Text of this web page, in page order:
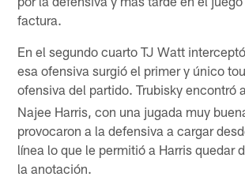
factura.
En el segundo cuarto TJ Watt
esa ofensiva surgió el primer y único
ofensiva del partido. Trubisky encontró
Najee Harris, con una jugada muy
provocaron a la defensiva a cargar
línea lo que le permitió a Harris quedar
la anotación.